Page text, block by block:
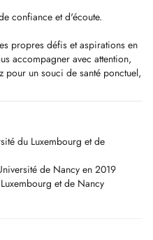
confiance et d'écoute.
propres défis et aspirations en
accompagner avec attention,
pour un souci de santé ponctuel,
mon plus grand
vous écouter, afin de
ensemble les meilleures
profondément que la
compétences médicales que sur
Ici, vous serez accueilli avec
du Luxembourg et de
de Nancy en 2019
et de Nancy